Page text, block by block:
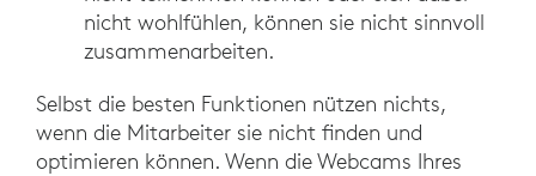
nicht wohlfühlen, können sie nicht sinnvoll
zusammenarbeiten.
Selbst die besten Funktionen nützen nichts,
wenn die Mitarbeiter sie nicht finden und
optimieren können. Wenn die Webcams Ihres